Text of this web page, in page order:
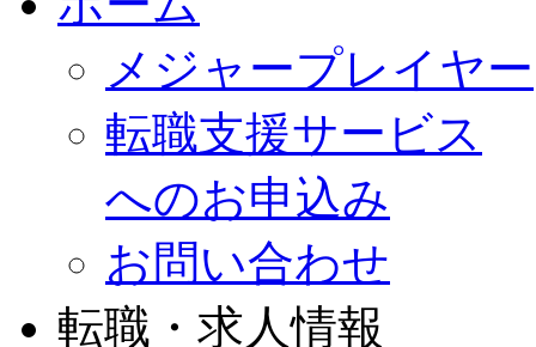
メジャープレイヤー
転職支援サービス
へのお申込み
お問い合わせ
転職・求人情報